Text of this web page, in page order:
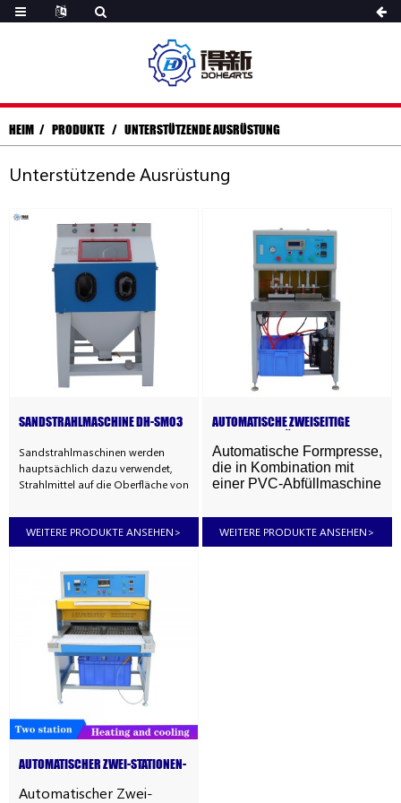
HEIM PRODUKTE UNTERSTÜTZENDE AUSRÜSTUNG
Unterstützende Ausrüstung
SANDSTRAHLMASCHINE DH-SM03
Sandstrahlmaschinen werden
hauptsächlich dazu verwendet,
Strahlmittel auf die Oberfläche von
projizieren, um diese
abzuschleifen, zu reinigen oder zu
modifizieren. Strahlmittel wie
und andere Materialien werden
mithilfe von Druckwasser oder
Druckluft gefördert.
WEITERE PRODUKTE ANSEHEN>
AUTOMATISCHE ZWEISEITIGE
PLASTISOL-PVC-GUMMIPRODUKTE
Automatische Formpresse,
die in Kombination mit
einer PVC-Abfüllmaschine
zur Herstellung von
beidseitig weichen
Plastisol-PVC-
WEITERE PRODUKTE ANSEHEN>
AUTOMATISCHER ZWEI-STATIONEN-
GUMMIPRODUKTE
Automatischer Zwei-